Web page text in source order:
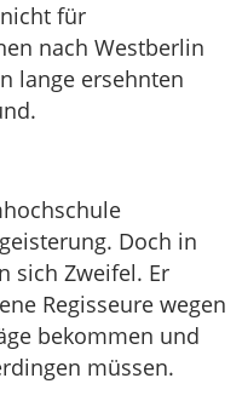
für
nach Westberlin
lange ersehnten
Doch in
sich Zweifel. Er
Regisseure wegen
bekommen und
müssen.